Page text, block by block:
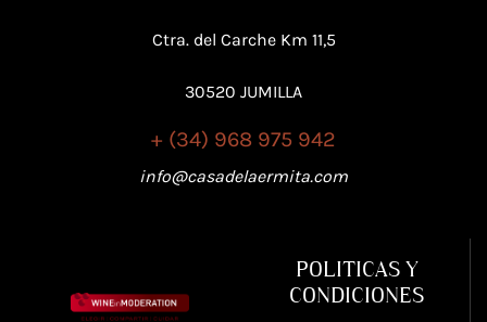
Ctra. del Carche Km 11,5
30520 JUMILLA
+ (34) 968 975 942
info@casadelaermita.com
POLITICAS Y
CONDICIONES